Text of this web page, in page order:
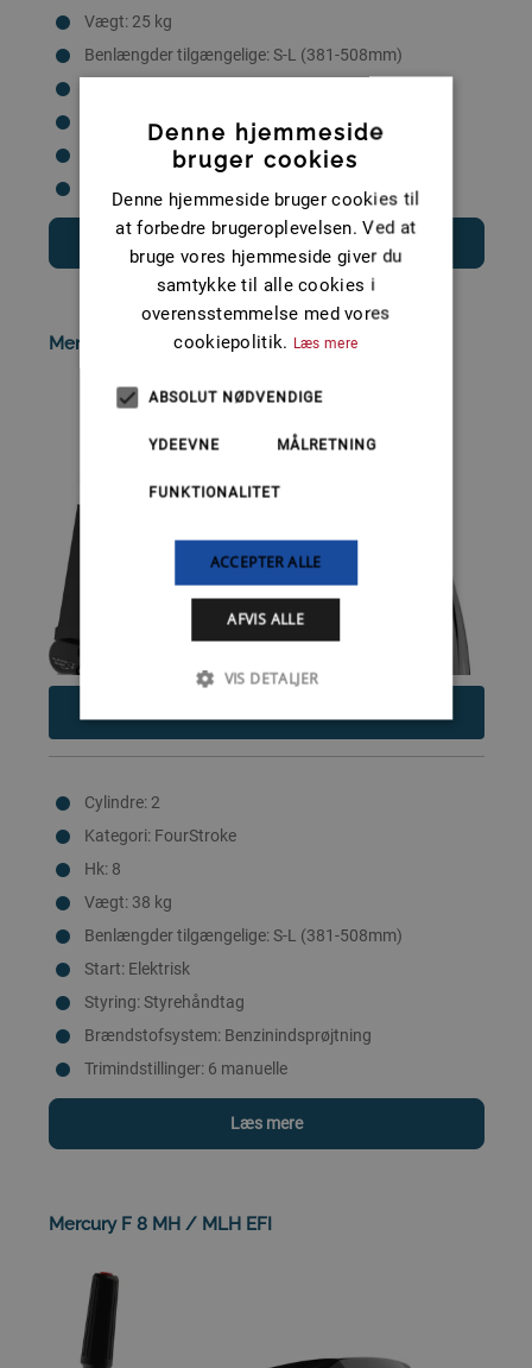
Vægt: 25 kg
Benlængder tilgængelige: S-L (381-508mm)
Styring: Styrehåndtag
Brændstofsystem: Karburator
Læs mere
Mercury F 8 EH / ELH EFI
Cylindre: 2
Kategori: FourStroke
Hk: 8
Vægt: 38 kg
Benlængder tilgængelige: S-L (381-508mm)
Start: Elektrisk
Styring: Styrehåndtag
Brændstofsystem: Benzinindsprøjtning
Trimindstillinger: 6 manuelle
Læs mere
Mercury F 8 MH / MLH EFI
Denne hjemmeside
bruger cookies
Denne hjemmeside bruger cookies til
at forbedre brugeroplevelsen. Ved at
bruge vores hjemmeside giver du
samtykke til alle cookies i
overensstemmelse med vores
cookiepolitik. Læs mere
ABSOLUT NØDVENDIGE
YDEEVNE MÅLRETNING
FUNKTIONALITET
ACCEPTER ALLE
AFVIS ALLE
VIS DETALJER